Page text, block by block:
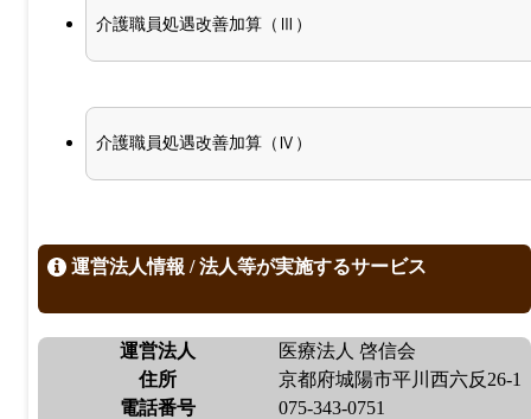
介護職員処遇改善加算（Ⅲ）
介護職員処遇改善加算（Ⅳ）
運営法人情報 / 法人等が実施するサービス
運営法人
医療法人 啓信会
住所
京都府城陽市平川西六反26-1
電話番号
075-343-0751